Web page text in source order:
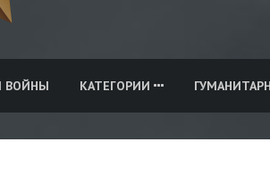
ВОЙНЫ КАТЕГОРИИ